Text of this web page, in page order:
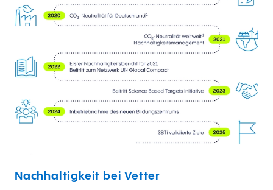
Nachhaltigkeit bei Vetter